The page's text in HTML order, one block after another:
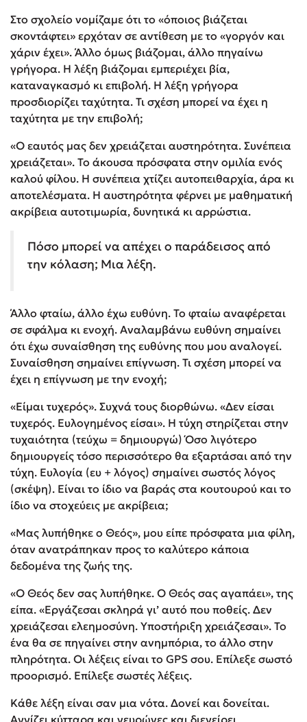
Στο σχολείο νομίζαμε ότι το «όποιος βιάζεται
σκοντάφτει» ερχόταν σε αντίθεση με το «γοργόν και
χάριν έχει». Άλλο όμως βιάζομαι, άλλο πηγαίνω
γρήγορα. Η λέξη βιάζομαι εμπεριέχει βία,
καταναγκασμό κι επιβολή. Η λέξη γρήγορα
προσδιορίζει ταχύτητα. Τι σχέση μπορεί να έχει η
ταχύτητα με την επιβολή;
«Ο εαυτός μας δεν χρειάζεται αυστηρότητα. Συνέπεια
χρειάζεται». Το άκουσα πρόσφατα στην ομιλία ενός
καλού φίλου. Η συνέπεια χτίζει αυτοπειθαρχία, άρα κι
αποτελέσματα. Η αυστηρότητα φέρνει με μαθηματική
ακρίβεια αυτοτιμωρία, δυνητικά κι αρρώστια.
Πόσο μπορεί να απέχει ο παράδεισος από
την κόλαση; Μια λέξη.
Άλλο φταίω, άλλο έχω ευθύνη. Το φταίω αναφέρεται
σε σφάλμα κι ενοχή. Αναλαμβάνω ευθύνη σημαίνει
ότι έχω συναίσθηση της ευθύνης που μου αναλογεί.
Συναίσθηση σημαίνει επίγνωση. Τι σχέση μπορεί να
έχει η επίγνωση με την ενοχή;
«Είμαι τυχερός». Συχνά τους διορθώνω. «Δεν είσαι
τυχερός. Ευλογημένος είσαι». Η τύχη στηρίζεται στην
τυχαιότητα (τεύχω = δημιουργώ) Όσο λιγότερο
δημιουργείς τόσο περισσότερο θα εξαρτάσαι από την
τύχη. Ευλογία (ευ + λόγος) σημαίνει σωστός λόγος
(σκέψη). Είναι το ίδιο να βαράς στα κουτουρού και το
ίδιο να στοχεύεις με ακρίβεια;
«Μας λυπήθηκε ο Θεός», μου είπε πρόσφατα μια φίλη,
όταν ανατράπηκαν προς το καλύτερο κάποια
δεδομένα της ζωής της.
«Ο Θεός δεν σας λυπήθηκε. Ο Θεός σας αγαπάει», της
είπα. «Εργάζεσαι σκληρά γι’ αυτό που ποθείς. Δεν
χρειάζεσαι ελεημοσύνη. Υποστήριξη χρειάζεσαι». Το
ένα θα σε πηγαίνει στην ανημπόρια, το άλλο στην
πληρότητα. Οι λέξεις είναι το GPS σου. Επίλεξε σωστό
προορισμό. Επίλεξε σωστές λέξεις.
Κάθε λέξη είναι σαν μια νότα. Δονεί και δονείται.